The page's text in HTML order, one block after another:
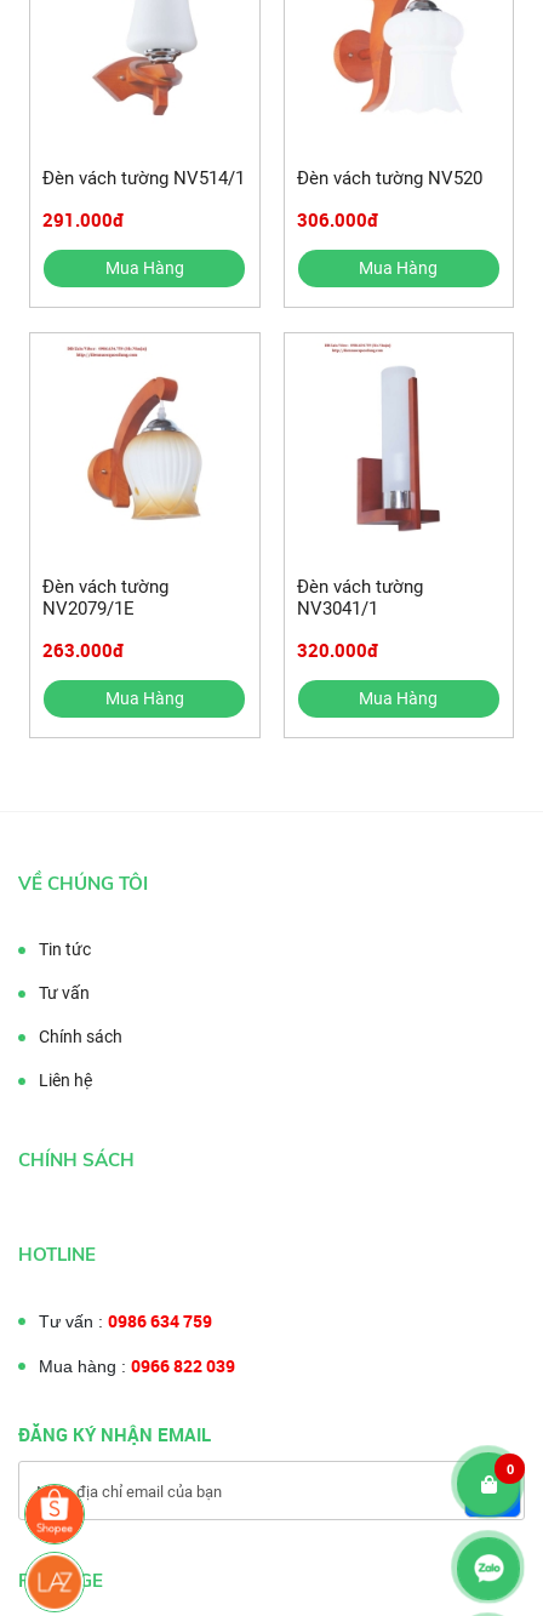
Đèn vách tường NV514/1
291.000đ
Mua Hàng
Đèn vách tường NV520
306.000đ
Mua Hàng
Đèn vách tường
NV2079/1E
263.000đ
Mua Hàng
Đèn vách tường
NV3041/1
320.000đ
Mua Hàng
VỀ CHÚNG TÔI
Tin tức
Tư vấn
Chính sách
Liên hệ
CHÍNH SÁCH
HOTLINE
Tư vấn : 0986 634 759
Mua hàng : 0966 822 039
ĐĂNG KÝ NHẬN EMAIL
FANPAGE
0